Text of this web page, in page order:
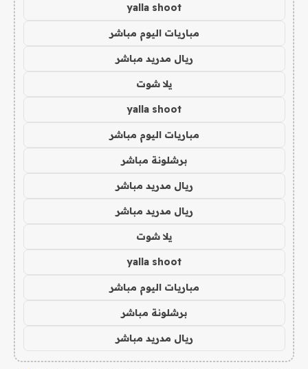
yalla shoot
مباريات اليوم مباشر
ريال مدريد مباشر
يلا شوت
yalla shoot
مباريات اليوم مباشر
برشلونة مباشر
ريال مدريد مباشر
ريال مدريد مباشر
يلا شوت
yalla shoot
مباريات اليوم مباشر
برشلونة مباشر
ريال مدريد مباشر